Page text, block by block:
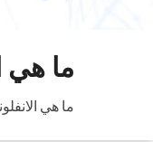
ما هي
ما هي